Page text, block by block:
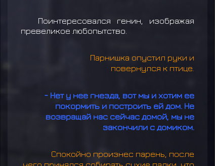
Поинтересовался генин, изображая
превеликое любопытство.
Парнишка опустил руки и
повернулся к птице.
- Нет у нее гнезда, вот мы и хотим ее
покормить и построить ей дом. Не
возвращай нас сейчас домой, мы не
закончили с домиком.
Спокойно произнес парень, после